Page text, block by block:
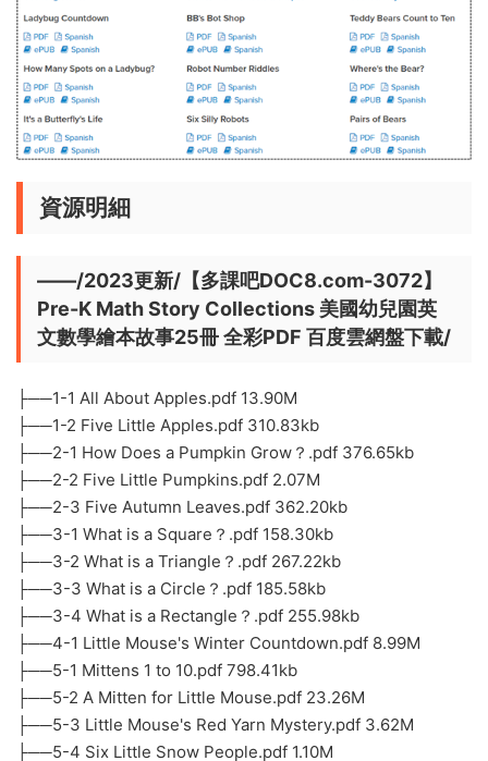
資源明細
——/2023更新/【多課吧DOC8.com-3072】
Pre-K Math Story Collections 美國幼兒園英
文數學繪本故事25冊 全彩PDF 百度雲網盤下載/
├──1-1 All About Apples.pdf 13.90M
├──1-2 Five Little Apples.pdf 310.83kb
├──2-1 How Does a Pumpkin Grow？.pdf 376.65kb
├──2-2 Five Little Pumpkins.pdf 2.07M
├──2-3 Five Autumn Leaves.pdf 362.20kb
├──3-1 What is a Square？.pdf 158.30kb
├──3-2 What is a Triangle？.pdf 267.22kb
├──3-3 What is a Circle？.pdf 185.58kb
├──3-4 What is a Rectangle？.pdf 255.98kb
├──4-1 Little Mouse's Winter Countdown.pdf 8.99M
├──5-1 Mittens 1 to 10.pdf 798.41kb
├──5-2 A Mitten for Little Mouse.pdf 23.26M
├──5-3 Little Mouse's Red Yarn Mystery.pdf 3.62M
├──5-4 Six Little Snow People.pdf 1.10M